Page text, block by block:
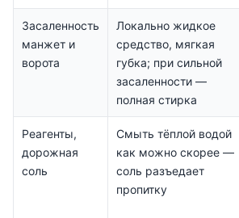
Засаленность
манжет и
ворота
Локально жидкое
средство, мягкая
губка; при сильной
засаленности —
полная стирка
Реагенты,
дорожная
соль
Смыть тёплой водой
как можно скорее —
соль разъедает
пропитку